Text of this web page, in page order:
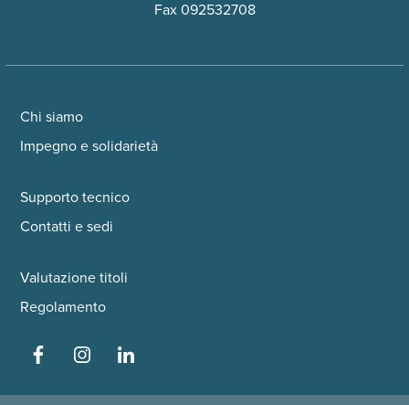
Fax 092532708
Chi siamo
Impegno e solidarietà
Supporto tecnico
Contatti e sedi
Valutazione titoli
Regolamento